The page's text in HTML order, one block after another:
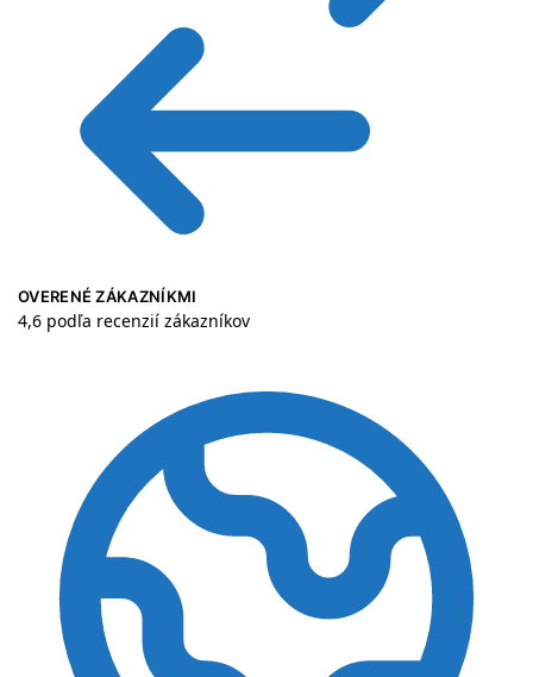
OVERENÉ ZÁKAZNÍKMI
4,6 podľa recenzií zákazníkov